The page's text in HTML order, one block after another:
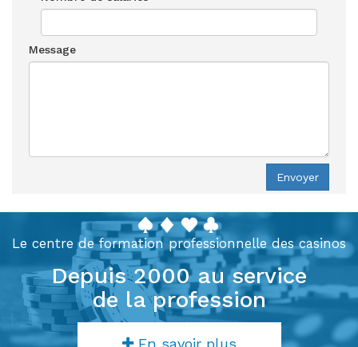
Message
Envoyer
Le centre de formation professionnelle des casinos
Depuis 2000 au service
de la profession